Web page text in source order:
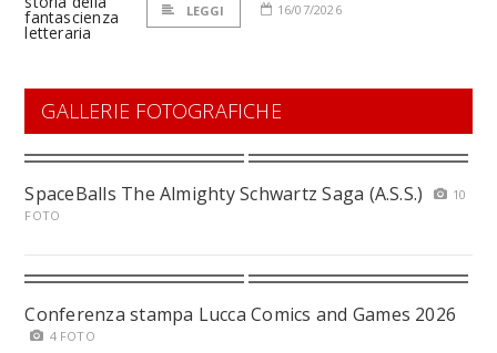
LEGGI 16/07/2026
GALLERIE FOTOGRAFICHE
SpaceBalls The Almighty Schwartz Saga (A.S.S.)
10
FOTO
Conferenza stampa Lucca Comics and Games 2026
4 FOTO